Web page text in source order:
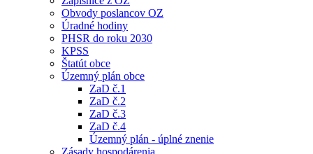
Obvody poslancov OZ
Úradné hodiny
PHSR do roku 2030
KPSS
Štatút obce
Územný plán obce
ZaD č.1
ZaD č.2
ZaD č.3
ZaD č.4
Územný plán - úplné znenie
Zásady hospodárenia